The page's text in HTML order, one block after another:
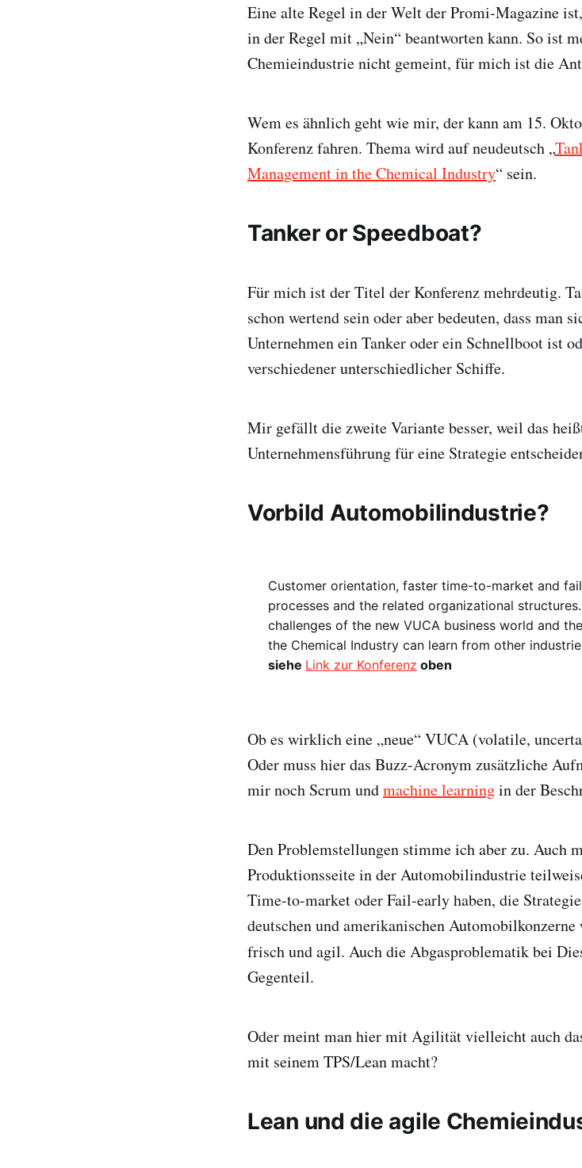
Eine alte Regel in der Welt der Promi-Magazine
in der Regel mit „Nein“ beantworten kann. So ist
Chemieindustrie nicht gemeint, für mich ist die
Wem es ähnlich geht wie mir, der kann am 15.
Konferenz fahren. Thema wird auf neudeutsch „
Management in the Chemical Industry“ sein.
Tanker or Speedboat?
Für mich ist der Titel der Konferenz mehrdeutig.
schon wertend sein oder aber bedeuten, dass man
Unternehmen ein Tanker oder ein Schnellboot ist
verschiedener unterschiedlicher Schiffe.
Mir gefällt die zweite Variante besser, weil das
Unternehmensführung für eine Strategie
Vorbild Automobilindustrie?
Customer orientation, faster time-to-market and
processes and the related organizational
challenges of the new VUCA business world and
the Chemical Industry can learn from other
siehe Link zur Konferenz oben
Ob es wirklich eine „neue“ VUCA (volatile,
Oder muss hier das Buzz-Acronym zusätzliche
mir noch Scrum undmachine learningin der
Den Problemstellungen stimme ich aber zu. Auch
Produktionsseite in der Automobilindustrie
Time-to-market oder Fail-early haben, die
deutschen und amerikanischen
frisch und agil. Auch die Abgasproblematik bei
Gegenteil.
Oder meint man hier mit Agilität vielleicht auch
mit seinem TPS/Lean macht?
Lean und die agile